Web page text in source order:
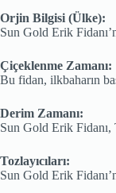
Orjin Bilgisi (Ülke):
Sun Gold Erik
Çiçeklenme Zamanı:
Bu fidan, ilkbaharın
Derim Zamanı:
Sun Gold Erik Fidanı,
Tozlayıcıları:
Sun Gold Erik